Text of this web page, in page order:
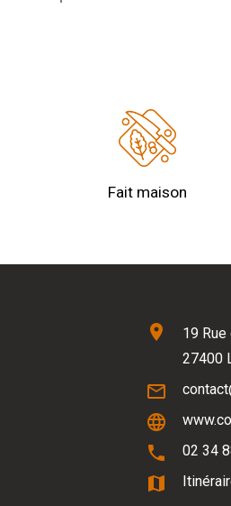
Fait maison
location_on
19 Rue
27400
mail_outline
language
phone 02 34
map